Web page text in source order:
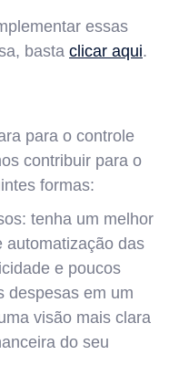
essas
basta clicar aqui.
para o controle
contribuir para o
formas:
tenha um melhor
automatização das
e poucos
despesas em um
visão mais clara
do seu